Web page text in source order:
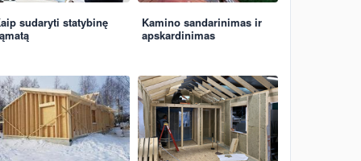
sudaryti statybinę
Kamino sandarinimas ir
apskardinimas